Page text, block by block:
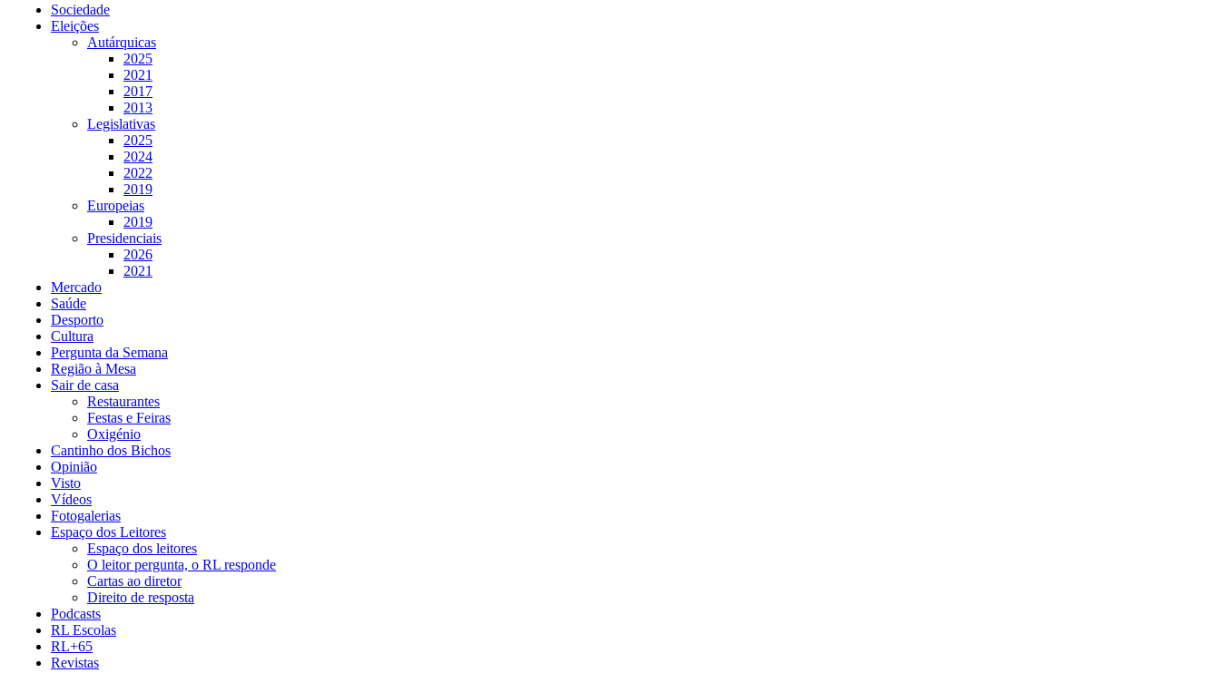
Sociedade
Eleições
Autárquicas
2025
2021
2017
2013
Legislativas
2025
2024
2022
2019
Europeias
2019
Presidenciais
2026
2021
Mercado
Saúde
Desporto
Cultura
Pergunta da Semana
Região à Mesa
Sair de casa
Restaurantes
Festas e Feiras
Oxigénio
Cantinho dos Bichos
Opinião
Visto
Vídeos
Fotogalerias
Espaço dos Leitores
Espaço dos leitores
O leitor pergunta, o RL responde
Cartas ao diretor
Direito de resposta
Podcasts
RL Escolas
RL+65
Revistas